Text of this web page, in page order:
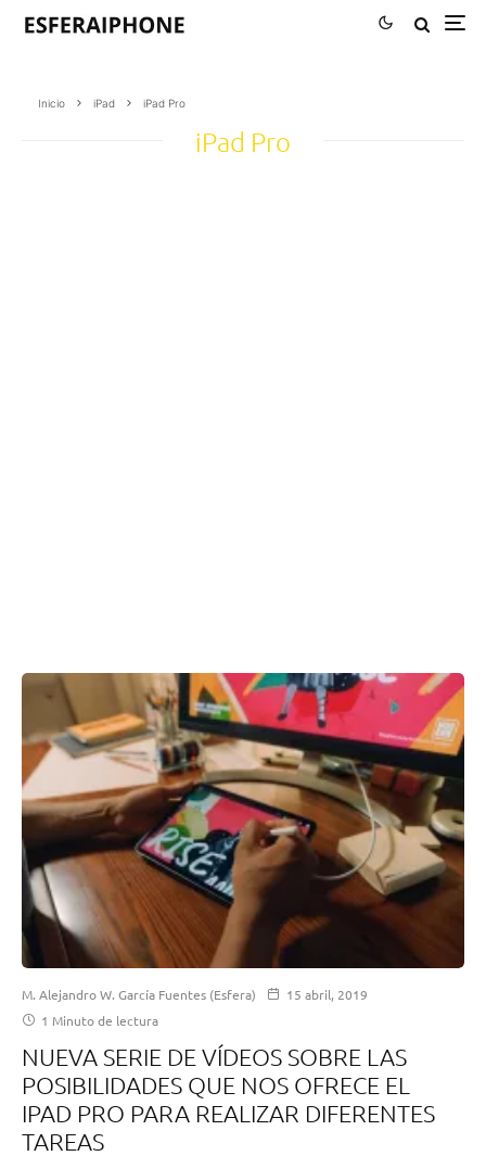
Inicio iPad iPad Pro
iPad Pro
M. Alejandro W. García Fuentes (Esfera)
15 abril, 2019
1 Minuto de lectura
NUEVA SERIE DE VÍDEOS SOBRE LAS
POSIBILIDADES QUE NOS OFRECE EL
IPAD PRO PARA REALIZAR DIFERENTES
TAREAS